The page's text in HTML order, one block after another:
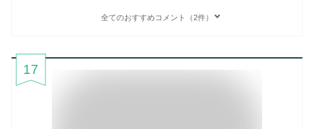
全てのおすすめコメント（2件）
17